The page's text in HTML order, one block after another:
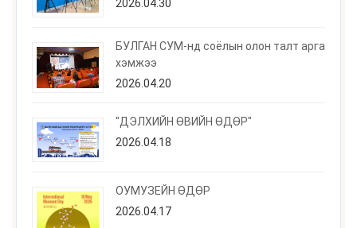
2026.04.30
БУЛГАН СУМ-нд соёлын олон талт арга
хэмжээ
2026.04.20
"ДЭЛХИЙН ӨВИЙН ӨДӨР"
2026.04.18
ОУМУЗЕЙН ӨДӨР
2026.04.17